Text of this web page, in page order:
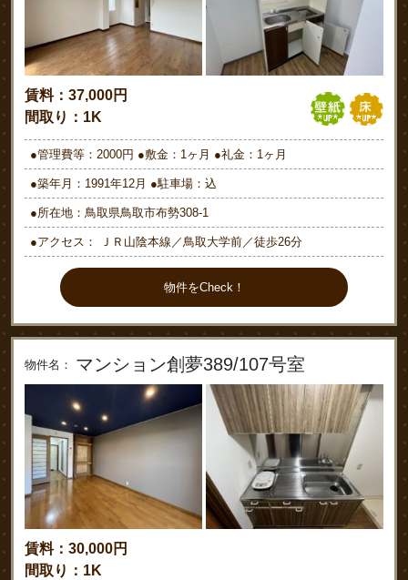
賃料：37,000円
間取り：1K
●管理費等：2000円 ●敷金：1ヶ月 ●礼金：1ヶ月
●築年月：1991年12月 ●駐車場：込
●所在地：鳥取県鳥取市布勢308-1
●アクセス： ＪＲ山陰本線／鳥取大学前／徒歩26分
物件をCheck！
物件名： マンション創夢389/107号室
賃料：30,000円
間取り：1K